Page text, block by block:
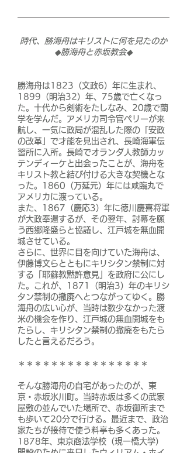
時代、勝海舟はキリストに何を見たのか
◆勝海舟と赤坂教会◆
勝海舟は1823（文政6）年に生まれ、
1899 （明治32）年、75歳で亡くなっ
た。十代から剣術をたしなみ、20歳で蘭
学を学んだ。アメリカ司令官ペリーが来
航し、一気に政局が混乱した際の「安政
の改革」で才能を見出され、長崎海軍伝
習所に入所。長崎でオランダ人教師カッ
テンディーケと出会ったことが、海舟を
キリスト教と結び付ける大きな契機とな
った。1860（万延元）年には咸臨丸で
アメリカに渡っている。
また、1867（慶応3）年に徳川慶喜将軍
が大政奉還するが、その翌年、討幕を願
う西郷隆盛らと協議し、江戸城を無血開
城させている。
さらに、世界に目を向けていた海舟は、
伊藤博文らとともにキリシタン禁制に対
する「耶蘇教黙許意見」を政府に公にし
た。これが、1871（明治3）年のキリシ
タン禁制の撤廃へとつながってゆく。勝
海舟の広い心が、当時は数少なかった渡
米の機会を作り、江戸城の無血開城をも
たらし、キリシタン禁制の撤廃をもたら
したと言えるだろう。
＊＊＊＊＊＊＊＊＊＊＊＊＊＊＊＊
そんな勝海舟の自宅があったのが、東
京・赤坂氷川町。当時赤坂は多くの武家
屋敷の並んでいた場所で、赤坂御所まで
も歩いて20分で行ける。最近まで、政治
家たちが接待で使う料亭も多くあった。
1878年、東京商法学校（現一橋大学）